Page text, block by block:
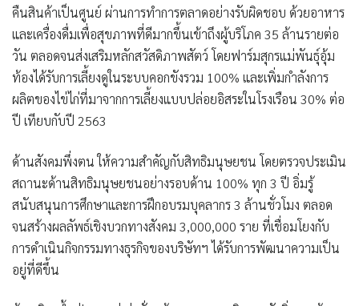
คืนสินค้าเป็นศูนย์ ผ่านการทำการตลาดอย่างรับผิดชอบ ด้วยอาหาร
และเครื่องดื่มเพื่อสุขภาพที่ดีมากขึ้นเข้าถึงผู้บริโภค 35 ล้านรายต่อ
วัน ตลอดจนส่งเสริมหลักสวัสดิภาพสัตว์ โดยฟาร์มสุกรแม่พันธุ์อุ้ม
ท้องได้รับการเลี้ยงดูในระบบคอกขังรวม 100% และเพิ่มกำลังการ
ผลิตของไข่ไก่ที่มาจากการเลี้ยงแบบปล่อยอิสระในโรงเรือน 30% ต่อ
ปี เทียบกับปี 2563
ด้านสังคมพึ่งตนให้ความสำคัญกับสิทธิมนุษยชน โดยตรวจประเมิน
สถานะด้านสิทธิมนุษยชนอย่างรอบด้าน 100% ทุก 3 ปี อิ่มรู้
สนับสนุนการศึกษาและการฝึกอบรมบุคลากร 3 ล้านชั่วโมง ตลอด
จนสร้างผลลัพธ์เชิงบวกทางสังคม 3,000,000 ราย ที่เชื่อมโยงกับ
การดำเนินกิจกรรมทางธุรกิจของบริษัทฯ ได้รับการพัฒนาความเป็น
อยู่ที่ดีขึ้น